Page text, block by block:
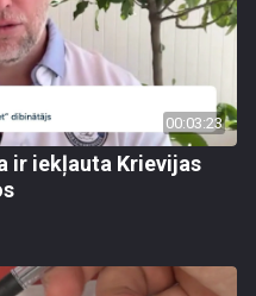
00:03:23
ir iekļauta Krievijas